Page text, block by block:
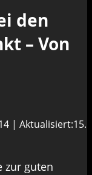
den
– Von
| Aktualisiert:15.
zur guten